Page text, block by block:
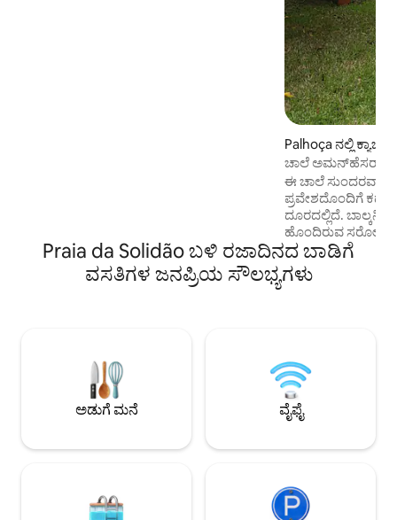
Palhoça ನಲ್ಲಿ ಕ್ಯಾಬಿನ್
ಚಾಲೆ ಅಮನ್‌ಹೆಸರ್
ಈ ಚಾಲೆ ಸುಂದರವಾದ
ಪ್ರವೇಶದೊಂದಿಗೆ
ದೂರದಲ್ಲಿದೆ. ಬಾಲ್ಕನಿ: ಅಲಂಕಾರಿಕ ಮೀನುಗಳನ್ನು
ಹೊಂದಿರುವ ಸರೋವರ. ರೂಮ್:
ಮತ್ತು ಕ್ರೋಮೋಥೆರಪಿ
ಸ್ಮಾರ್ಟ್ 43" 4K,
ಹೊಂದಿರುವ ಸೋಫಾ ಹಾಸಿಗೆ. ಅಡುಗೆ
Praia da Solidão ಬಳಿ ರಜಾದಿನದ ಬಾಡಿಗೆ
ವಸತಿಗಳ ಜನಪ್ರಿಯ ಸೌಲಭ್ಯಗಳು
ಅಡುಗೆ ಮನೆ ವೈಫೈ